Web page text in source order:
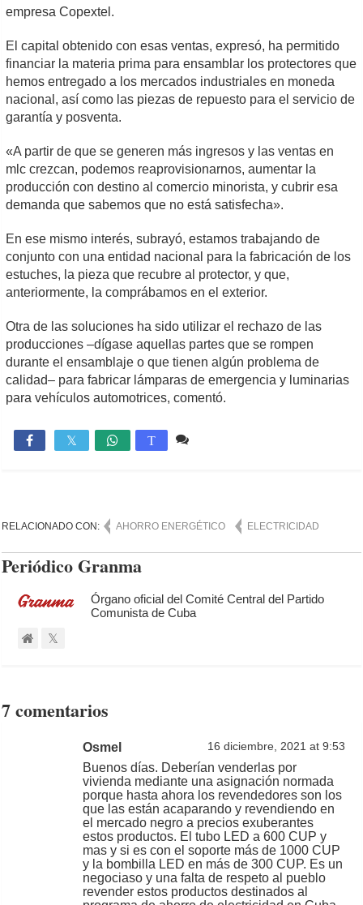
empresa Copextel.
El capital obtenido con esas ventas, expresó, ha permitido
financiar la materia prima para ensamblar los protectores que
hemos entregado a los mercados industriales en moneda
nacional, así como las piezas de repuesto para el servicio de
garantía y posventa.
«A partir de que se generen más ingresos y las ventas en
mlc crezcan, podemos reaprovisionarnos, aumentar la
producción con destino al comercio minorista, y cubrir esa
demanda que sabemos que no está satisfecha».
En ese mismo interés, subrayó, estamos trabajando de
conjunto con una entidad nacional para la fabricación de los
estuches, la pieza que recubre al protector, y que,
anteriormente, la comprábamos en el exterior.
Otra de las soluciones ha sido utilizar el rechazo de las
producciones –dígase aquellas partes que se rompen
durante el ensamblaje o que tienen algún problema de
calidad– para fabricar lámparas de emergencia y luminarias
para vehículos automotrices, comentó.
 T
RELACIONADO CON: AHORRO ENERGÉTICO ELECTRICIDAD
Periódico Granma
Órgano oficial del Comité Central del Partido
Comunista de Cuba
7 comentarios
Osmel 16 diciembre, 2021 at 9:53
Buenos días. Deberían venderlas por
vivienda mediante una asignación normada
porque hasta ahora los revendedores son los
que las están acaparando y revendiendo en
el mercado negro a precios exuberantes
estos productos. El tubo LED a 600 CUP y
mas y si es con el soporte más de 1000 CUP
y la bombilla LED en más de 300 CUP. Es un
negociaso y una falta de respeto al pueblo
revender estos productos destinados al